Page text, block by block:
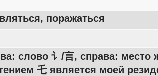
поражаться
слово 讠/言, справа:
乇 является моей